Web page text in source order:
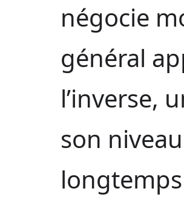
négocie
général
l’inverse,
son